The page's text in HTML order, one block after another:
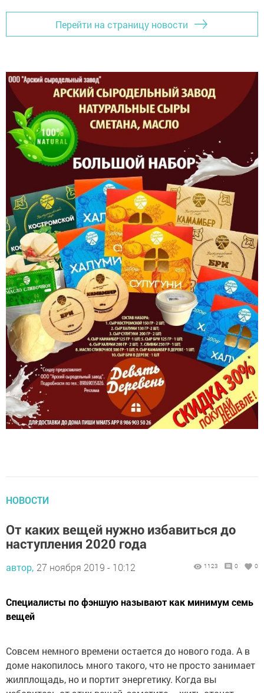
Перейти на страницу новости
От каких вещей нужно избавиться до
наступления 2020 года
вещей
доме накопилось много такого, что не просто занимает
жилплощадь, но и портит энергетику. Когда вы
избавитесь от этих вещей, заметите – жить станет